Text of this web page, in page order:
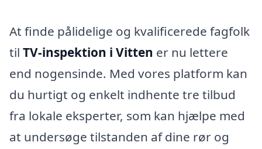
At finde pålidelige og kvalificerede fagfolk
til TV-inspektion i Vitten er nu lettere
end nogensinde. Med vores platform kan
du hurtigt og enkelt indhente tre tilbud
fra lokale eksperter, som kan hjælpe med
at undersøge tilstanden af dine rør og